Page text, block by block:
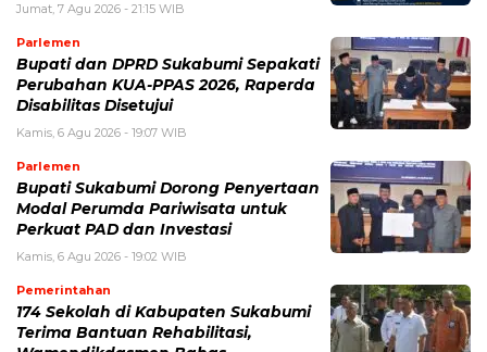
Jumat, 7 Agu 2026 - 21:15 WIB
Parlemen
Bupati dan DPRD Sukabumi Sepakati
Perubahan KUA-PPAS 2026, Raperda
Disabilitas Disetujui
Kamis, 6 Agu 2026 - 19:07 WIB
Parlemen
Bupati Sukabumi Dorong Penyertaan
Modal Perumda Pariwisata untuk
Perkuat PAD dan Investasi
Kamis, 6 Agu 2026 - 19:02 WIB
Pemerintahan
174 Sekolah di Kabupaten Sukabumi
Terima Bantuan Rehabilitasi,